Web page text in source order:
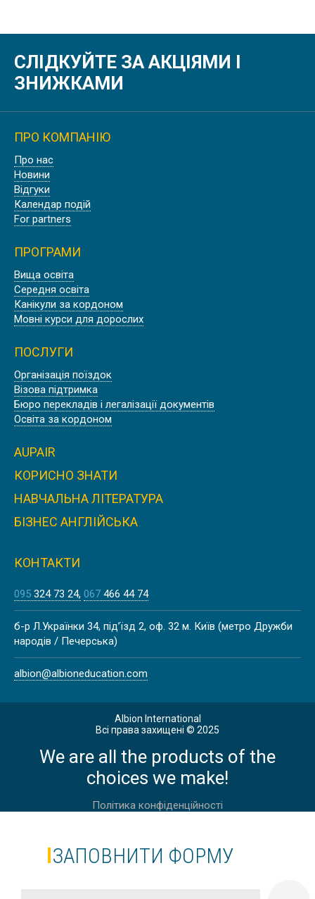
СЛІДКУЙТЕ ЗА АКЦІЯМИ І
ЗНИЖКАМИ
ПРО КОМПАНІЮ
Про нас
Новини
Відгуки
Календар подій
For partners
ПРОГРАМИ
Вища освіта
Середня освіта
Канікули за кордоном
Мовні курси для дорослих
ПОСЛУГИ
Організація поїздок
Візова підтримка
Бюро перекладів і легалізації документів
Освіта за кордоном
AUPAIR
КОРИСНО ЗНАТИ
НАВЧАЛЬНА ЛІТЕРАТУРА
БІЗНЕС АНГЛІЙСЬКА
КОНТАКТИ
095 324 73 24 067 466 44 74
б-р Л.Українки 34, під’їзд 2, оф. 32 м. Київ (метро Дружби
народів / Печерська)
albion@albioneducation.com
Albion International
Всі права захищені © 2025
We are all the products of the
choices we make!
Політика конфіденційності
ЗАПОВНИТИ ФОРМУ